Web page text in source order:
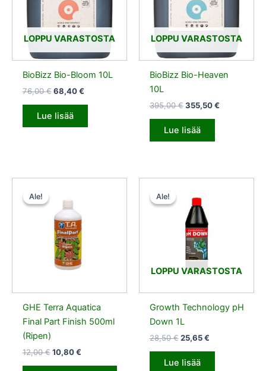
LOPPU VARASTOSTA
BioBizz Bio-Bloom 10L
76,00€ 68,40€
Lue lisää
LOPPU VARASTOSTA
BioBizz Bio-Heaven
10L
395,00€ 355,50€
Lue lisää
Ale!
Ale!
GHE Terra Aquatica
Final Part Finish 500ml
(Ripen)
12,00€
oli:
12,00 €.
10,80€
Ale!
LOPPU VARASTOSTA
Ale!
Growth Technology pH
Down 1L
28,50€
28,50 €.
25,65€
Lue lisää